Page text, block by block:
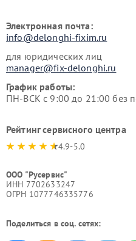
Электронная почта:
info@delonghi-fixim.ru
для юридических лиц
manager@fix-delonghi.ru
График работы:
ПН-ВСК с 9:00 до 21:00 без
Рейтинг сервисного центра
4.9-5.0
ООО "Русервис"
ИНН 7702633247
ОГРН 1077746335776
Поделиться в соц. сетях: